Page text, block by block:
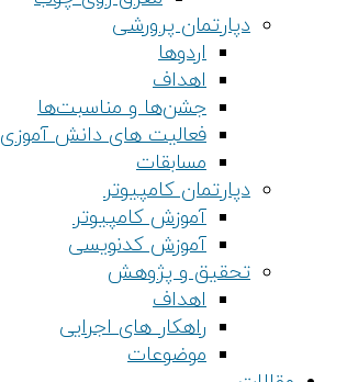
دپارتمان پرورشی
اردوها
اهداف
جشن‌ها و مناسبت‌ها
فعالیت های دانش آموزی
مسابقات
دپارتمان کامپیوتر
آموزش کامپیوتر
آموزش کدنویسی
تحقیق و پژوهش
اهداف
راهکار های اجرایی
موضوعات